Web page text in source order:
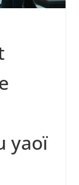
yaoï